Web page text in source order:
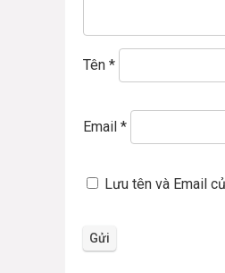
Tên *
Email *
Lưu tên và Email